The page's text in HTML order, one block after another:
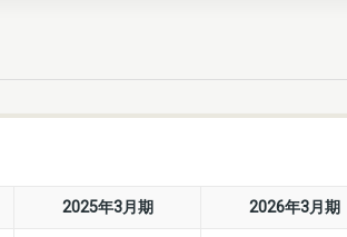
2025年3月期 2026年3月期